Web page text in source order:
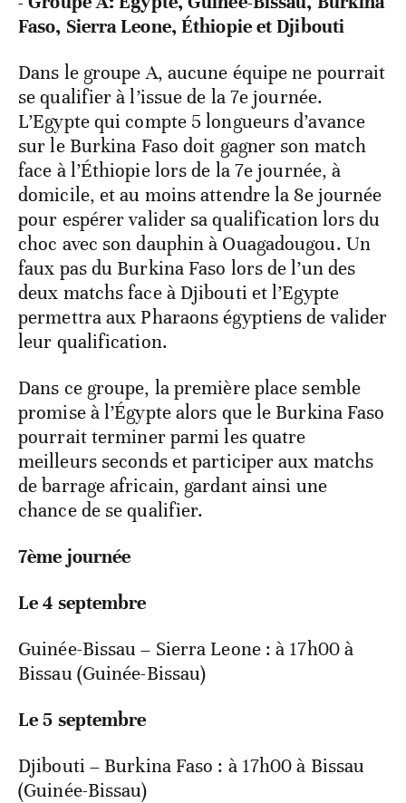
Faso, Sierra Leone, Éthiopie et Djibouti
Dans le groupe A, aucune équipe ne pourrait
se qualifier à l’issue de la 7e journée.
L’Egypte qui compte 5 longueurs d’avance
sur le Burkina Faso doit gagner son match
face à l’Éthiopie lors de la 7e journée, à
domicile, et au moins attendre la 8e journée
pour espérer valider sa qualification lors du
choc avec son dauphin à Ouagadougou. Un
faux pas du Burkina Faso lors de l’un des
deux matchs face à Djibouti et l’Egypte
permettra aux Pharaons égyptiens de valider
leur qualification.
Dans ce groupe, la première place semble
promise à l’Égypte alors que le Burkina Faso
pourrait terminer parmi les quatre
meilleurs seconds et participer aux matchs
de barrage africain, gardant ainsi une
chance de se qualifier.
7ème journée
Le 4 septembre
Guinée-Bissau – Sierra Leone : à 17h00 à
Bissau (Guinée-Bissau)
Le 5 septembre
Djibouti – Burkina Faso : à 17h00 à Bissau
(Guinée-Bissau)